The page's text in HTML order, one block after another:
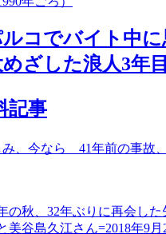
コでバイト中
ざした浪人3年
み、今なら 41年前の事故